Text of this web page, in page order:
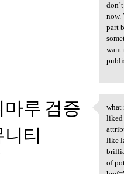
now.
part
want
루 검증
티
what
liked
like
of